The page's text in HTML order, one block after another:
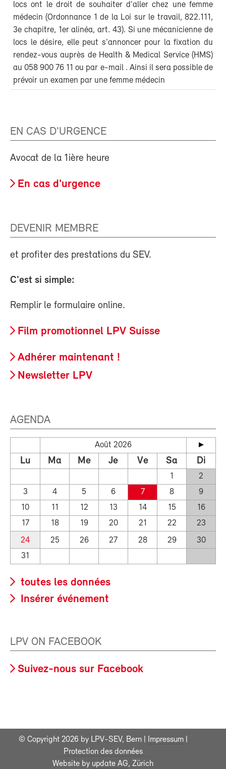
locs ont le droit de souhaiter d'aller chez une femme
médecin (Ordonnance 1 de la Loi sur le travail, 822.111,
3e chapitre, 1er alinéa, art. 43). Si une mécanicienne de
locs le désire, elle peut s'annoncer pour la fixation du
rendez-vous auprès de Health & Medical Service (HMS)
au 058 900 76 11 ou par e-mail . Ainsi il sera possible de
prévoir un examen par une femme médecin
EN CAS D'URGENCE
Avocat de la 1ière heure
En cas d'urgence
DEVENIR MEMBRE
et profiter des prestations du SEV.
C'est si simple:
Remplir le formulaire online.
Film promotionnel LPV Suisse
Adhérer maintenant !
Newsletter LPV
AGENDA
Août 2026
Lu Ma Me Je Ve Sa Di
1
2
3
4 5 6 7 8
9
10
11 12 13 14 15
16
17
18 19 20 21 22
23
24
25 26 27 28 29
30
31
toutes les données
Insérer événement
LPV ON FACEBOOK
Suivez-nous sur Facebook
© Copyright 2026 by LPV-SEV, Bern | Impressum|
Protection des données
Website by update AG, Zürich